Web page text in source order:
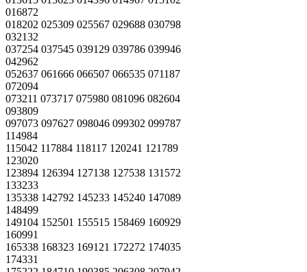
016872
018202 025309 025567 029688 030798
032132
037254 037545 039129 039786 039946
042962
052637 061666 066507 066535 071187
072094
073211 073717 075980 081096 082604
093809
097073 097627 098046 099302 099787
114984
115042 117884 118117 120241 121789
123020
123894 126394 127138 127538 131572
133233
135338 142792 145233 145240 147089
148499
149104 152501 155515 158469 160929
160991
165338 168323 169121 172272 174035
174331